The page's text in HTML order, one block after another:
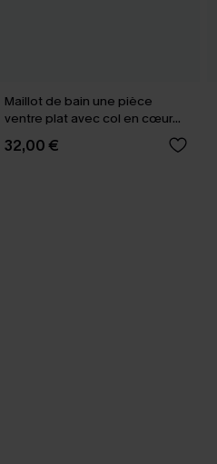
Maillot de bain une pièce
ventre plat avec col en cœur
noir
32,00 €